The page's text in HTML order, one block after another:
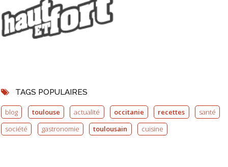
TAGS POPULAIRES
blog toulouse actualité occitanie recettes
santé
société
gastronomie toulousain cuisine